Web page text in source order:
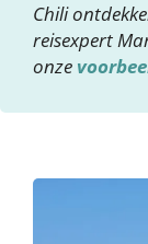
Chili
reisexpert
onze